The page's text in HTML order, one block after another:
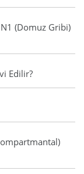
(Domuz Gribi)
Edilir?